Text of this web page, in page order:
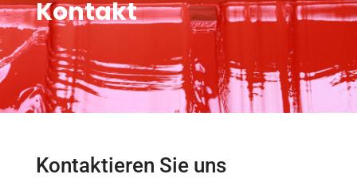
Kontakt
Kontaktieren Sie uns